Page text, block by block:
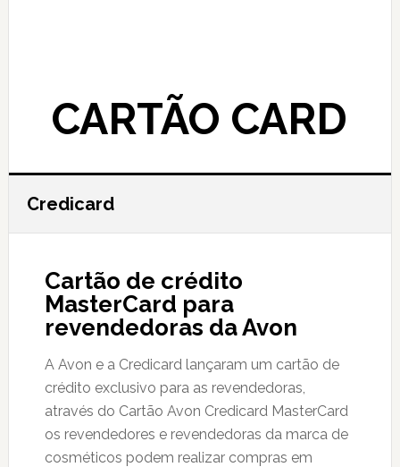
CARTÃO CARD
Credicard
Cartão de crédito
MasterCard para
revendedoras da Avon
A Avon e a Credicard lançaram um cartão de
crédito exclusivo para as revendedoras,
através do Cartão Avon Credicard MasterCard
os revendedores e revendedoras da marca de
cosméticos podem realizar compras em